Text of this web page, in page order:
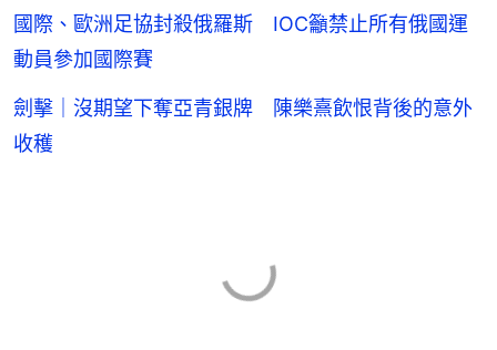
國際、歐洲足協封殺俄羅斯 IOC籲禁止所有俄國運
動員參加國際賽
劍擊｜沒期望下奪亞青銀牌 陳樂熹飲恨背後的意外
收穫